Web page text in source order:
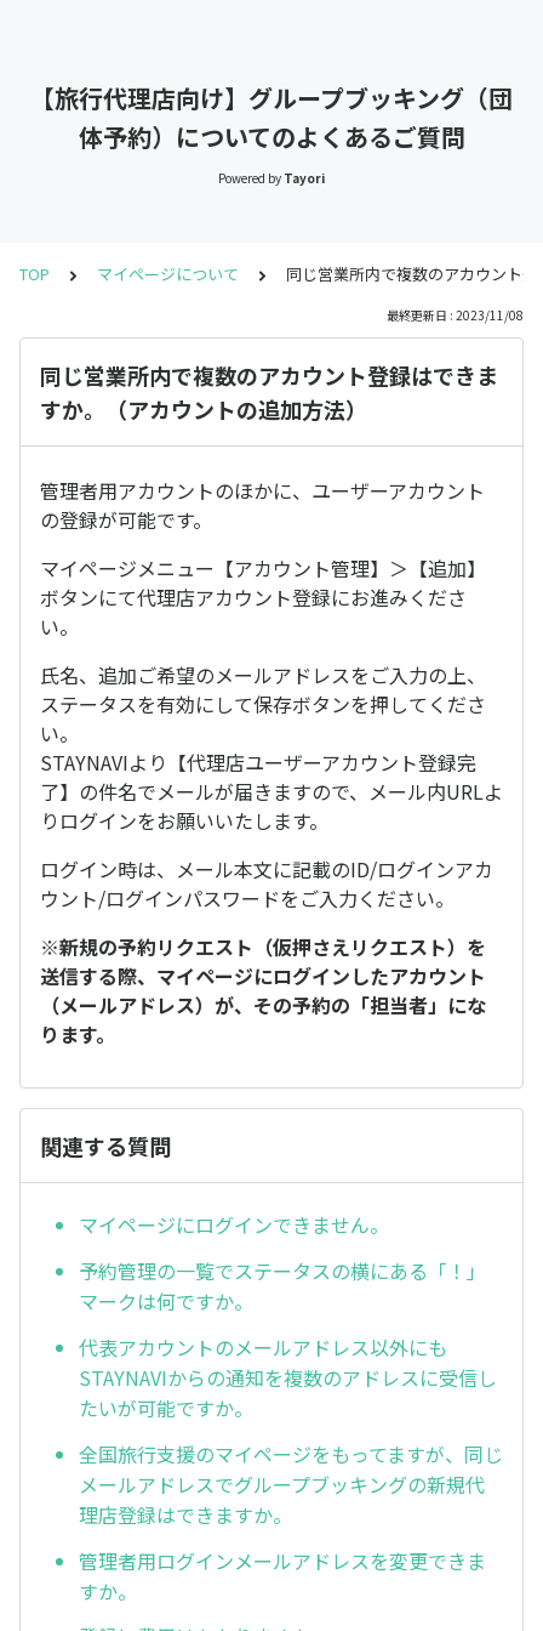
【旅行代理店向け】グループブッキング（団
体予約）についてのよくあるご質問
Powered by Tayori
TOP マイページについて 同じ営業所内で複数のアカウント
最終更新日 : 2023/11/08
同じ営業所内で複数のアカウント登録はできま
すか。（アカウントの追加方法）
管理者用アカウントのほかに、ユーザーアカウント
の登録が可能です。
マイページメニュー【アカウント管理】＞【追加】
ボタンにて代理店アカウント登録にお進みくださ
い。
氏名、追加ご希望のメールアドレスをご入力の上、
ステータスを有効にして保存ボタンを押してくださ
い。
STAYNAVIより【代理店ユーザーアカウント登録完
了】の件名でメールが届きますので、メール内URLよ
りログインをお願いいたします。
ログイン時は、メール本文に記載のID/ログインアカ
ウント/ログインパスワードをご入力ください。
※新規の予約リクエスト（仮押さえリクエスト）を
送信する際、マイページにログインしたアカウント
（メールアドレス）が、その予約の「担当者」にな
ります。
関連する質問
マイページにログインできません。
予約管理の一覧でステータスの横にある「！」
マークは何ですか。
代表アカウントのメールアドレス以外にも
STAYNAVIからの通知を複数のアドレスに受信し
たいが可能ですか。
全国旅行支援のマイページをもってますが、同じ
メールアドレスでグループブッキングの新規代
理店登録はできますか。
管理者用ログインメールアドレスを変更できま
すか。